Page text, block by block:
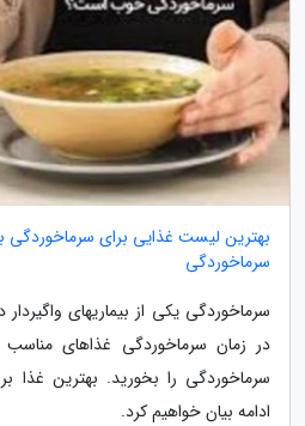
بهترین لیست غذایی برای سرماخوردگی
سرماخوردگی
سرماخوردگی یکی از بیماریهای
در زمان سرماخوردگی غذاهای
سرماخوردگی را بخورید. بهترین غذا
ادامه بیان خواهیم کرد.